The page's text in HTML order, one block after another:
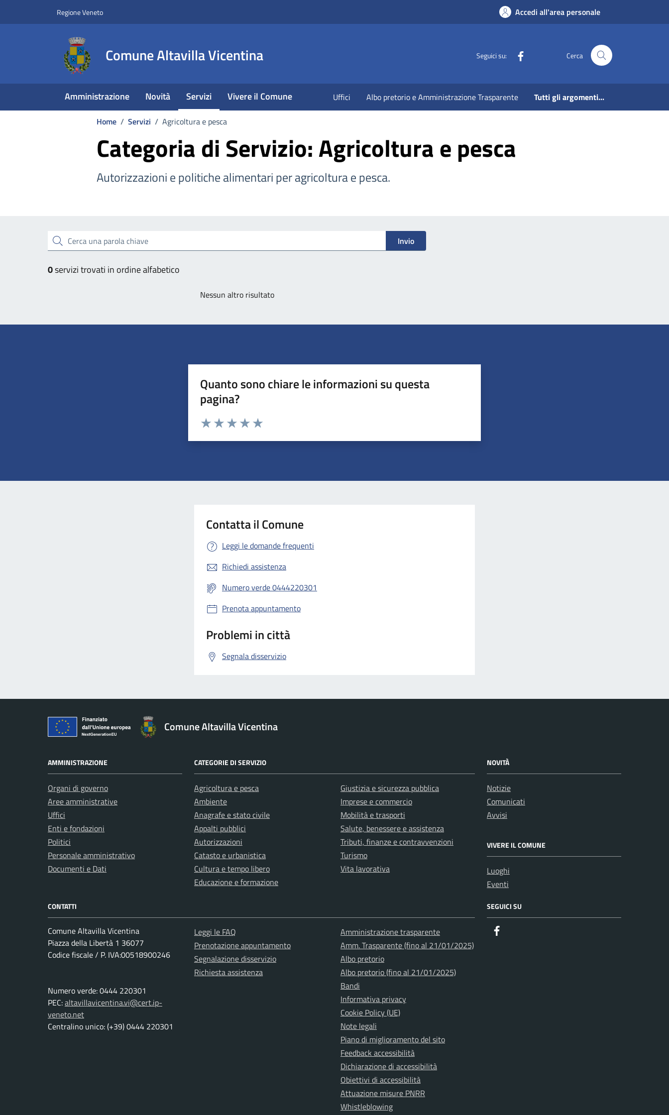
Regione Veneto Accedi all'area personale
Comune Altavilla Vicentina Seguici su: Cerca
Amministrazione Novità Servizi Vivere il Comune Uffici Albo pretorio e Amministrazione Trasparente Tutti gli argomenti...
Home / Servizi / Agricoltura e pesca
Categoria di Servizio: Agricoltura e pesca
Autorizzazioni e politiche alimentari per agricoltura e pesca.
Cerca una parola chiave Invio
0servizi trovati in ordine alfabetico
Nessun altro risultato
Quanto sono chiare le informazioni su questa
pagina?
Contatta il Comune
Leggi le domande frequenti
Richiedi assistenza
Numero verde 0444220301
Prenota appuntamento
Problemi in città
Segnala disservizio
Comune Altavilla Vicentina
AMMINISTRAZIONE
Organi di governo
Aree amministrative
Uffici
Enti e fondazioni
Politici
Personale amministrativo
Documenti e Dati
CATEGORIE DI SERVIZIO
Agricoltura e pesca
Ambiente
Anagrafe e stato civile
Appalti pubblici
Autorizzazioni
Catasto e urbanistica
Cultura e tempo libero
Educazione e formazione
Giustizia e sicurezza pubblica
Imprese e commercio
Mobilità e trasporti
Salute, benessere e assistenza
Tributi, finanze e contravvenzioni
Turismo
Vita lavorativa
NOVITÀ
Notizie
Comunicati
Avvisi
VIVERE IL COMUNE
Luoghi
Eventi
CONTATTI
Comune Altavilla Vicentina
Piazza della Libertà 1 36077
Codice fiscale / P. IVA:00518900246
Numero verde: 0444 220301
PEC:altavillavicentina.vi@cert.ip-
veneto.net
Centralino unico: (+39) 0444 220301
Leggi le FAQ
Prenotazione appuntamento
Segnalazione disservizio
Richiesta assistenza
Amministrazione trasparente
Amm. Trasparente (fino al 21/01/2025)
Albo pretorio
Albo pretorio (fino al 21/01/2025)
Bandi
Informativa privacy
Cookie Policy (UE)
Note legali
Piano di miglioramento del sito
Feedback accessibilità
Dichiarazione di accessibilità
Obiettivi di accessibilità
Attuazione misure PNRR
Whistleblowing
SEGUICI SU